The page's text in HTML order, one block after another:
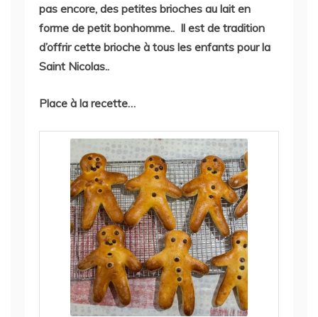
pas encore, des petites brioches au lait en
forme de petit bonhomme.. Il est de tradition
d’offrir cette brioche à tous les enfants pour la
Saint Nicolas..
Place à la recette…